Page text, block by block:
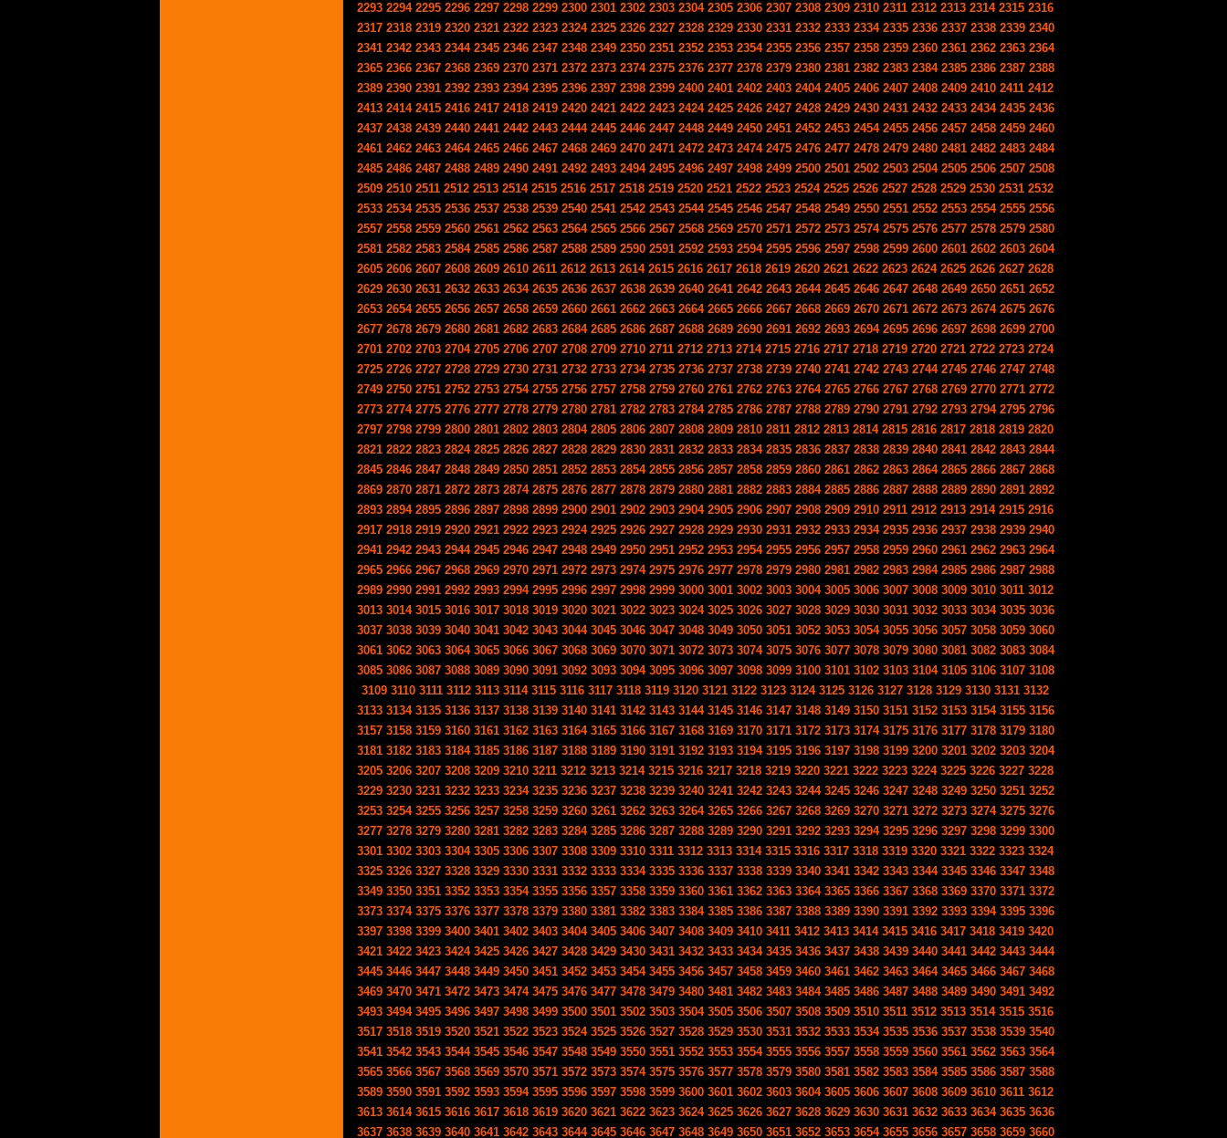
2293 2294 2295 2296 2297 2298 2299 2300 2301 2302 2303 2304 2305 2306 2307 2308 2309 2310 2311 2312 2313 2314 2315 2316
2317 2318 2319 2320 2321 2322 2323 2324 2325 2326 2327 2328 2329 2330 2331 2332 2333 2334 2335 2336 2337 2338 2339 2340
2341 2342 2343 2344 2345 2346 2347 2348 2349 2350 2351 2352 2353 2354 2355 2356 2357 2358 2359 2360 2361 2362 2363 2364
2365 2366 2367 2368 2369 2370 2371 2372 2373 2374 2375 2376 2377 2378 2379 2380 2381 2382 2383 2384 2385 2386 2387 2388
2389 2390 2391 2392 2393 2394 2395 2396 2397 2398 2399 2400 2401 2402 2403 2404 2405 2406 2407 2408 2409 2410 2411 2412
2413 2414 2415 2416 2417 2418 2419 2420 2421 2422 2423 2424 2425 2426 2427 2428 2429 2430 2431 2432 2433 2434 2435 2436
2437 2438 2439 2440 2441 2442 2443 2444 2445 2446 2447 2448 2449 2450 2451 2452 2453 2454 2455 2456 2457 2458 2459 2460
2461 2462 2463 2464 2465 2466 2467 2468 2469 2470 2471 2472 2473 2474 2475 2476 2477 2478 2479 2480 2481 2482 2483 2484
2485 2486 2487 2488 2489 2490 2491 2492 2493 2494 2495 2496 2497 2498 2499 2500 2501 2502 2503 2504 2505 2506 2507 2508
2509 2510 2511 2512 2513 2514 2515 2516 2517 2518 2519 2520 2521 2522 2523 2524 2525 2526 2527 2528 2529 2530 2531 2532
2533 2534 2535 2536 2537 2538 2539 2540 2541 2542 2543 2544 2545 2546 2547 2548 2549 2550 2551 2552 2553 2554 2555 2556
2557 2558 2559 2560 2561 2562 2563 2564 2565 2566 2567 2568 2569 2570 2571 2572 2573 2574 2575 2576 2577 2578 2579 2580
2581 2582 2583 2584 2585 2586 2587 2588 2589 2590 2591 2592 2593 2594 2595 2596 2597 2598 2599 2600 2601 2602 2603 2604
2605 2606 2607 2608 2609 2610 2611 2612 2613 2614 2615 2616 2617 2618 2619 2620 2621 2622 2623 2624 2625 2626 2627 2628
2629 2630 2631 2632 2633 2634 2635 2636 2637 2638 2639 2640 2641 2642 2643 2644 2645 2646 2647 2648 2649 2650 2651 2652
2653 2654 2655 2656 2657 2658 2659 2660 2661 2662 2663 2664 2665 2666 2667 2668 2669 2670 2671 2672 2673 2674 2675 2676
2677 2678 2679 2680 2681 2682 2683 2684 2685 2686 2687 2688 2689 2690 2691 2692 2693 2694 2695 2696 2697 2698 2699 2700
2701 2702 2703 2704 2705 2706 2707 2708 2709 2710 2711 2712 2713 2714 2715 2716 2717 2718 2719 2720 2721 2722 2723 2724
2725 2726 2727 2728 2729 2730 2731 2732 2733 2734 2735 2736 2737 2738 2739 2740 2741 2742 2743 2744 2745 2746 2747 2748
2749 2750 2751 2752 2753 2754 2755 2756 2757 2758 2759 2760 2761 2762 2763 2764 2765 2766 2767 2768 2769 2770 2771 2772
2773 2774 2775 2776 2777 2778 2779 2780 2781 2782 2783 2784 2785 2786 2787 2788 2789 2790 2791 2792 2793 2794 2795 2796
2797 2798 2799 2800 2801 2802 2803 2804 2805 2806 2807 2808 2809 2810 2811 2812 2813 2814 2815 2816 2817 2818 2819 2820
2821 2822 2823 2824 2825 2826 2827 2828 2829 2830 2831 2832 2833 2834 2835 2836 2837 2838 2839 2840 2841 2842 2843 2844
2845 2846 2847 2848 2849 2850 2851 2852 2853 2854 2855 2856 2857 2858 2859 2860 2861 2862 2863 2864 2865 2866 2867 2868
2869 2870 2871 2872 2873 2874 2875 2876 2877 2878 2879 2880 2881 2882 2883 2884 2885 2886 2887 2888 2889 2890 2891 2892
2893 2894 2895 2896 2897 2898 2899 2900 2901 2902 2903 2904 2905 2906 2907 2908 2909 2910 2911 2912 2913 2914 2915 2916
2917 2918 2919 2920 2921 2922 2923 2924 2925 2926 2927 2928 2929 2930 2931 2932 2933 2934 2935 2936 2937 2938 2939 2940
2941 2942 2943 2944 2945 2946 2947 2948 2949 2950 2951 2952 2953 2954 2955 2956 2957 2958 2959 2960 2961 2962 2963 2964
2965 2966 2967 2968 2969 2970 2971 2972 2973 2974 2975 2976 2977 2978 2979 2980 2981 2982 2983 2984 2985 2986 2987 2988
2989 2990 2991 2992 2993 2994 2995 2996 2997 2998 2999 3000 3001 3002 3003 3004 3005 3006 3007 3008 3009 3010 3011 3012
3013 3014 3015 3016 3017 3018 3019 3020 3021 3022 3023 3024 3025 3026 3027 3028 3029 3030 3031 3032 3033 3034 3035 3036
3037 3038 3039 3040 3041 3042 3043 3044 3045 3046 3047 3048 3049 3050 3051 3052 3053 3054 3055 3056 3057 3058 3059 3060
3061 3062 3063 3064 3065 3066 3067 3068 3069 3070 3071 3072 3073 3074 3075 3076 3077 3078 3079 3080 3081 3082 3083 3084
3085 3086 3087 3088 3089 3090 3091 3092 3093 3094 3095 3096 3097 3098 3099 3100 3101 3102 3103 3104 3105 3106 3107 3108
3109 3110 3111 3112 3113 3114 3115 3116 3117 3118 3119 3120 3121 3122 3123 3124 3125 3126 3127 3128 3129 3130 3131 3132
3133 3134 3135 3136 3137 3138 3139 3140 3141 3142 3143 3144 3145 3146 3147 3148 3149 3150 3151 3152 3153 3154 3155 3156
3157 3158 3159 3160 3161 3162 3163 3164 3165 3166 3167 3168 3169 3170 3171 3172 3173 3174 3175 3176 3177 3178 3179 3180
3181 3182 3183 3184 3185 3186 3187 3188 3189 3190 3191 3192 3193 3194 3195 3196 3197 3198 3199 3200 3201 3202 3203 3204
3205 3206 3207 3208 3209 3210 3211 3212 3213 3214 3215 3216 3217 3218 3219 3220 3221 3222 3223 3224 3225 3226 3227 3228
3229 3230 3231 3232 3233 3234 3235 3236 3237 3238 3239 3240 3241 3242 3243 3244 3245 3246 3247 3248 3249 3250 3251 3252
3253 3254 3255 3256 3257 3258 3259 3260 3261 3262 3263 3264 3265 3266 3267 3268 3269 3270 3271 3272 3273 3274 3275 3276
3277 3278 3279 3280 3281 3282 3283 3284 3285 3286 3287 3288 3289 3290 3291 3292 3293 3294 3295 3296 3297 3298 3299 3300
3301 3302 3303 3304 3305 3306 3307 3308 3309 3310 3311 3312 3313 3314 3315 3316 3317 3318 3319 3320 3321 3322 3323 3324
3325 3326 3327 3328 3329 3330 3331 3332 3333 3334 3335 3336 3337 3338 3339 3340 3341 3342 3343 3344 3345 3346 3347 3348
3349 3350 3351 3352 3353 3354 3355 3356 3357 3358 3359 3360 3361 3362 3363 3364 3365 3366 3367 3368 3369 3370 3371 3372
3373 3374 3375 3376 3377 3378 3379 3380 3381 3382 3383 3384 3385 3386 3387 3388 3389 3390 3391 3392 3393 3394 3395 3396
3397 3398 3399 3400 3401 3402 3403 3404 3405 3406 3407 3408 3409 3410 3411 3412 3413 3414 3415 3416 3417 3418 3419 3420
3421 3422 3423 3424 3425 3426 3427 3428 3429 3430 3431 3432 3433 3434 3435 3436 3437 3438 3439 3440 3441 3442 3443 3444
3445 3446 3447 3448 3449 3450 3451 3452 3453 3454 3455 3456 3457 3458 3459 3460 3461 3462 3463 3464 3465 3466 3467 3468
3469 3470 3471 3472 3473 3474 3475 3476 3477 3478 3479 3480 3481 3482 3483 3484 3485 3486 3487 3488 3489 3490 3491 3492
3493 3494 3495 3496 3497 3498 3499 3500 3501 3502 3503 3504 3505 3506 3507 3508 3509 3510 3511 3512 3513 3514 3515 3516
3517 3518 3519 3520 3521 3522 3523 3524 3525 3526 3527 3528 3529 3530 3531 3532 3533 3534 3535 3536 3537 3538 3539 3540
3541 3542 3543 3544 3545 3546 3547 3548 3549 3550 3551 3552 3553 3554 3555 3556 3557 3558 3559 3560 3561 3562 3563 3564
3565 3566 3567 3568 3569 3570 3571 3572 3573 3574 3575 3576 3577 3578 3579 3580 3581 3582 3583 3584 3585 3586 3587 3588
3589 3590 3591 3592 3593 3594 3595 3596 3597 3598 3599 3600 3601 3602 3603 3604 3605 3606 3607 3608 3609 3610 3611 3612
3613 3614 3615 3616 3617 3618 3619 3620 3621 3622 3623 3624 3625 3626 3627 3628 3629 3630 3631 3632 3633 3634 3635 3636
3637 3638 3639 3640 3641 3642 3643 3644 3645 3646 3647 3648 3649 3650 3651 3652 3653 3654 3655 3656 3657 3658 3659 3660